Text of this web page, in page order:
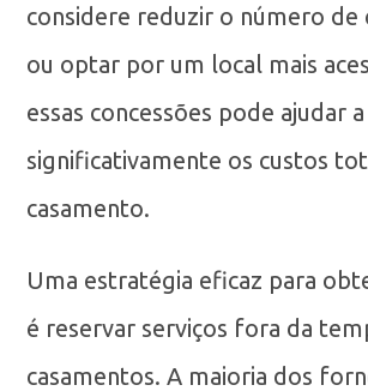
considere reduzir o número de
ou optar por um local mais
essas concessões pode ajudar
significativamente os custos
casamento.
Uma estratégia eficaz para
é reservar serviços fora da
casamentos. A maioria dos